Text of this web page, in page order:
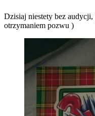
Dzisiaj niestety bez
otrzymaniem pozwu )